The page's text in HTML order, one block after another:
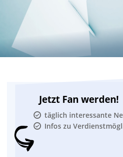
Jetzt Fan werden!
täglich interessante
Infos zu